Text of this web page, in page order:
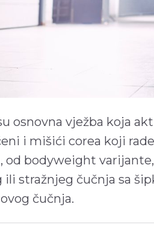
osnovna vježba koja
i mišići corea koji
od bodyweight
ili stražnjeg čučnja sa
čučnja.